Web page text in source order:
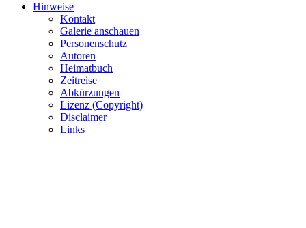
Hinweise
Kontakt
Galerie anschauen
Personenschutz
Autoren
Heimatbuch
Zeitreise
Abkürzungen
Lizenz (Copyright)
Disclaimer
Links